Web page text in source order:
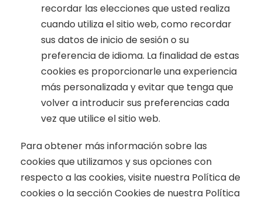
recordar las elecciones que usted realiza
cuando utiliza el sitio web, como recordar
sus datos de inicio de sesión o su
preferencia de idioma. La finalidad de estas
cookies es proporcionarle una experiencia
más personalizada y evitar que tenga que
volver a introducir sus preferencias cada
vez que utilice el sitio web.
Para obtener más información sobre las
cookies que utilizamos y sus opciones con
respecto a las cookies, visite nuestra Política de
cookies o la sección Cookies de nuestra Política